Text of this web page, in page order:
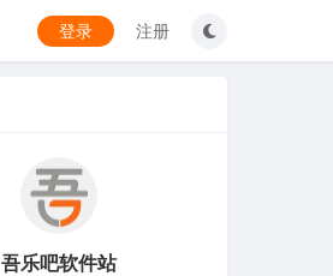
登录 注册
吾乐吧软件站